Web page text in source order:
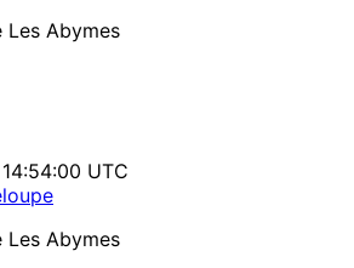
Abymes
UTC
Abymes